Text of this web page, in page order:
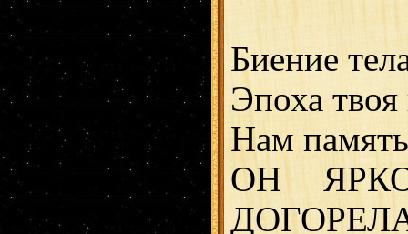
Биение
Эпоха твоя
Нам память
ОН